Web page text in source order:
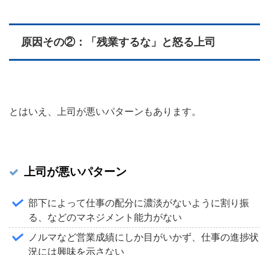
原因その②：「 残業するな」と怒る上司
とはいえ、上司が悪いパターンもあります。
上司が悪いパターン
部下によって仕事の配分に濃淡がないように割り振
る、などのマネジメント能力がない
ノルマなど営業成績にしか目がいかず、仕事の進捗状
況には興味を示さない